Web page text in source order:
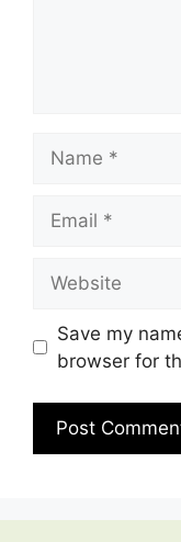
Save my
browser for